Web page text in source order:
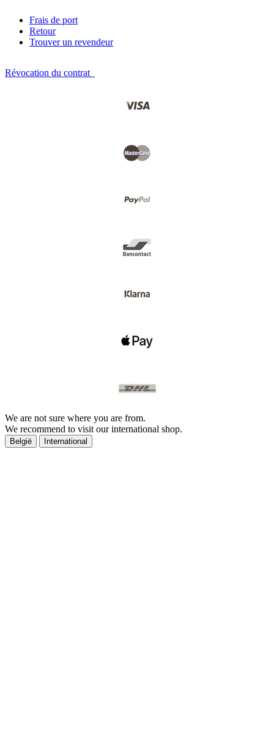
Frais de port
Retour
Trouver un revendeur
Révocation du contrat
We are not sure where you are from.
We recommend to visit our international shop.
België International